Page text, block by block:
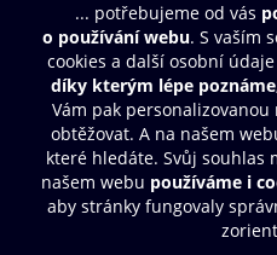
Obsah ke stažení
Moje O2 Knihovna
Další zábava
© O2 Czech Republic a.s.